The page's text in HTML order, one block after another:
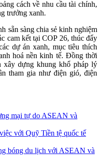
cách về nhu cầu tài chính,
trưởng xanh.
sẵn sàng chia sẻ kinh nghiệm
cam kết tại COP 26, thúc đẩy
dự án xanh, mục tiêu thích
hoá nền kinh tế. Đồng thời
xây dựng khung khổ pháp lý
tham gia như điện gió, điện
mại tự do ASEAN và
với Quỹ Tiền tệ quốc tế
bóng du lịch với ASEAN và